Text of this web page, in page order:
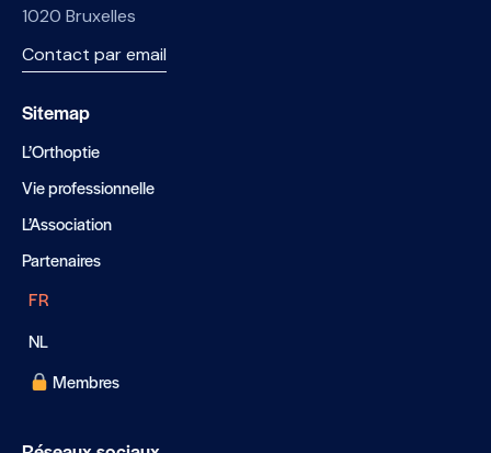
1020 Bruxelles
Contact par email
Sitemap
L’Orthoptie
Vie professionnelle
L’Association
Partenaires
FR
NL
Membres